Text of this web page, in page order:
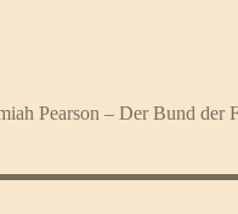
Pearson – Der Bund der